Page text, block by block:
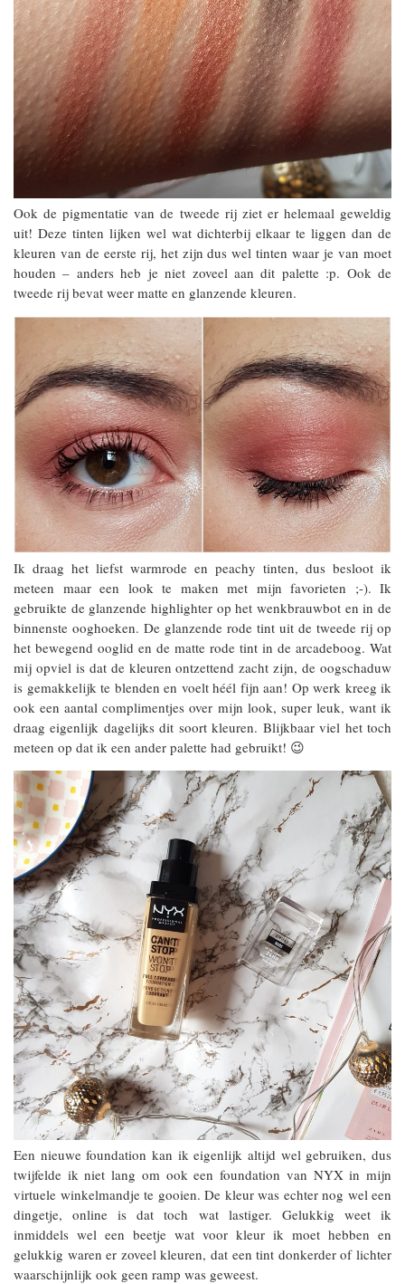
Ook de pigmentatie van de tweede rij ziet er helemaal geweldig
uit! Deze tinten lijken wel wat dichterbij elkaar te liggen dan de
kleuren van de eerste rij, het zijn dus wel tinten waar je van moet
houden – anders heb je niet zoveel aan dit palette :p. Ook de
tweede rij bevat weer matte en glanzende kleuren.
Ik draag het liefst warmrode en peachy tinten, dus besloot ik
meteen maar een look te maken met mijn favorieten ;-). Ik
gebruikte de glanzende highlighter op het wenkbrauwbot en in de
binnenste ooghoeken. De glanzende rode tint uit de tweede rij op
het bewegend ooglid en de matte rode tint in de arcadeboog. Wat
mij opviel is dat de kleuren ontzettend zacht zijn, de oogschaduw
is gemakkelijk te blenden en voelt héél fijn aan! Op werk kreeg ik
ook een aantal complimentjes over mijn look, super leuk, want ik
draag eigenlijk dagelijks dit soort kleuren. Blijkbaar viel het toch
meteen op dat ik een ander palette had gebruikt! 😉
Een nieuwe foundation kan ik eigenlijk altijd wel gebruiken, dus
twijfelde ik niet lang om ook een foundation van NYX in mijn
virtuele winkelmandje te gooien. De kleur was echter nog wel een
dingetje, online is dat toch wat lastiger. Gelukkig weet ik
inmiddels wel een beetje wat voor kleur ik moet hebben en
gelukkig waren er zoveel kleuren, dat een tint donkerder of lichter
waarschijnlijk ook geen ramp was geweest.